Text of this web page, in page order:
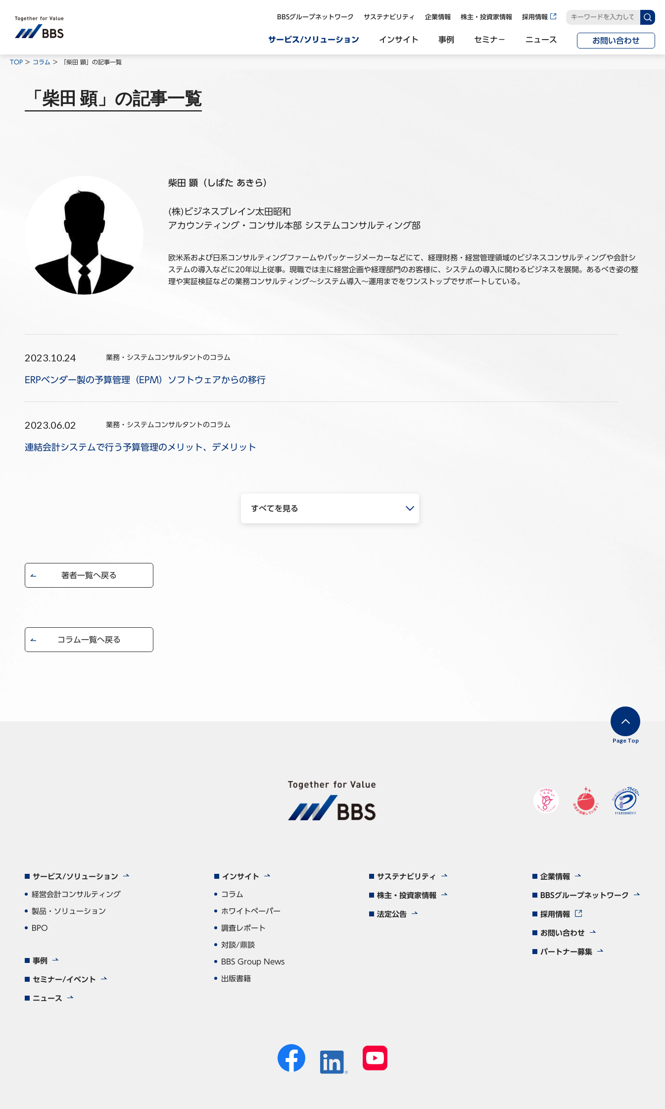
BBSグループネットワーク サステナビリティ 企業情報 株主・投資家情報 採用情報
サービス/ソリューション インサイト 事例 セミナ− ニュース お問い合わせ
TOP コラム 「柴田 顕」の記事一覧
「柴田 顕」の記事一覧
柴田 顕（しばた あきら）
(株)ビジネスブレイン太田昭和
アカウンティング・コンサル本部 システムコンサルティング部
欧米系および日系コンサルティングファームやパッケージメーカーなどにて、経理財務・経営管理領域のビジネスコンサルティングや会計シ
ステムの導入などに20年以上従事。現職では主に経営企画や経理部門のお客様に、システムの導入に関わるビジネスを展開。あるべき姿の整
理や実証検証などの業務コンサルティング～システム導入～運用までをワンストップでサポートしている。
2023.10.24 業務・システムコンサルタントのコラム
ERPベンダー製の予算管理（EPM）ソフトウェアからの移行
2023.06.02 業務・システムコンサルタントのコラム
連結会計システムで行う予算管理のメリット、デメリット
すべてを見る
著者一覧へ戻る
コラム一覧へ戻る
サービス/ソリューション
経営会計コンサルティング
製品・ソリューション
BPO
事例
セミナー/イベント
ニュース
インサイト
コラム
ホワイトペーパー
調査レポート
対談/鼎談
BBS Group News
出版書籍
サステナビリティ
株主・投資家情報
法定公告
企業情報
BBSグループネットワーク
採用情報
お問い合わせ
パートナー募集
Page Top